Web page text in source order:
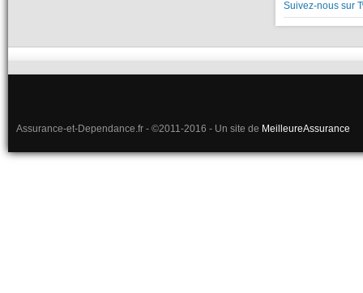
Suivez-nous sur
Assurance-et-Dependance.fr - ©2011-2016 - Un site de MeilleureAssurance